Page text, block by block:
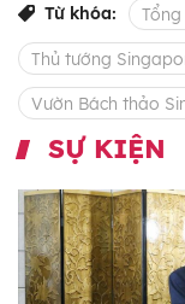
Từ khóa:
Thủ tướng
Vườn Bách thảo
SỰ KIỆN